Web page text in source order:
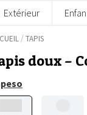
Extérieur
/TAPIS
doux –